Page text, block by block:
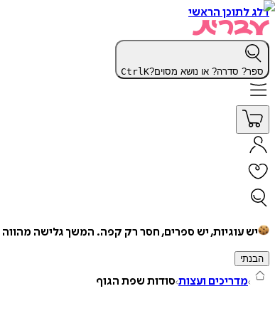
דלג לתוכן הראשי
ספר? סדרה? או נושא מסוים? CtrlK
יש עוגיות, יש ספרים, חסר רק קפה. המשך גלישה מהווה
הבנתי
מדריכים ועצות סודות שפת הגוף